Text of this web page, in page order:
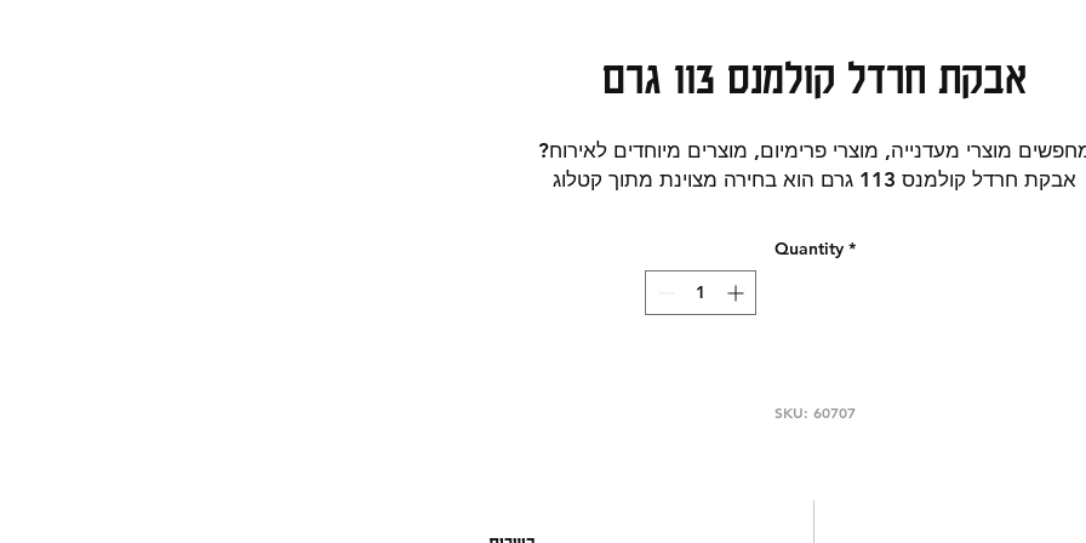
אבקת חרדל קולמנס 113 גרם
מוצרי מעדנייה, מוצרי פרימיום, מוצרים מיוחדים לאירוח?
אבקת חרדל קולמנס 113 גרם הוא בחירה מצוינת מתוך קטלוג
בחירה טובה להזמנות אונליין, לקנייה שבועית או להשלמת שולחן
אירוח. בחירה טובה להרחבת סל הקניות עם מוצר איכותי ומיוחד.
הזמינו אונליין ממגוון מוצרי המעדנייה. קטגוריות חיפוש רלוונטיות:
המוצר. יש לבדוק שוב את הנתונים על גבי אריזת המוצר לפני
Quantity *
SKU: 60707